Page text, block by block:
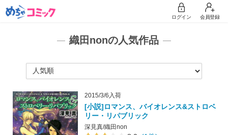
ログイン 会員登録
織田nonの人気作品
2015/3/6入荷
[小説]ロマンス、バイオレンス&ストロベ
リー・リパブリック
深見真/織田non